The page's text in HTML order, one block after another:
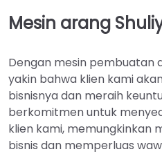
Mesin arang
Dengan mesin pembuatan
yakin bahwa klien kami
bisnisnya dan meraih
berkomitmen untuk
klien kami, memungkinkan
bisnis dan memperluas